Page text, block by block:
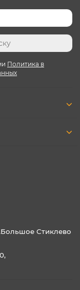
Политика в
Стиклево